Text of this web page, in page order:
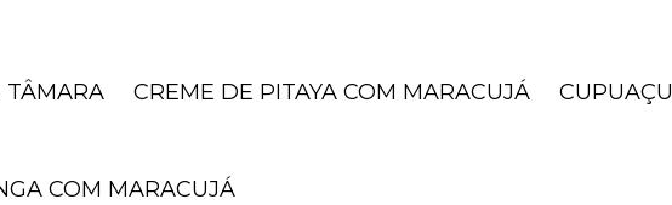
TÂMARA CREME DE PITAYA COM MARACUJÁ CUPUAÇU
COM MARACUJÁ